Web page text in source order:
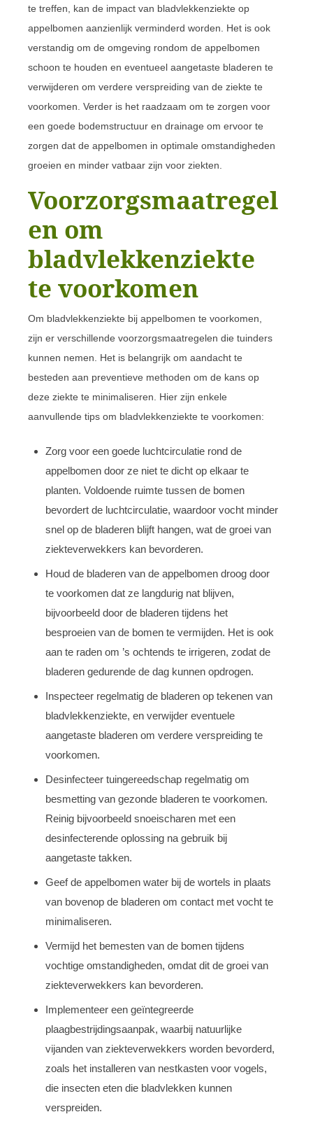
te treffen, kan de impact van bladvlekkenziekte op
appelbomen aanzienlijk verminderd worden. Het is ook
verstandig om de omgeving rondom de appelbomen
schoon te houden en eventueel aangetaste bladeren te
verwijderen om verdere verspreiding van de ziekte te
voorkomen. Verder is het raadzaam om te zorgen voor
een goede bodemstructuur en drainage om ervoor te
zorgen dat de appelbomen in optimale omstandigheden
groeien en minder vatbaar zijn voor ziekten.
Voorzorgsmaatregel
en om
bladvlekkenziekte
te voorkomen
Om bladvlekkenziekte bij appelbomen te voorkomen,
zijn er verschillende voorzorgsmaatregelen die tuinders
kunnen nemen. Het is belangrijk om aandacht te
besteden aan preventieve methoden om de kans op
deze ziekte te minimaliseren. Hier zijn enkele
aanvullende tips om bladvlekkenziekte te voorkomen:
Zorg voor een goede luchtcirculatie rond de
appelbomen door ze niet te dicht op elkaar te
planten. Voldoende ruimte tussen de bomen
bevordert de luchtcirculatie, waardoor vocht minder
snel op de bladeren blijft hangen, wat de groei van
ziekteverwekkers kan bevorderen.
Houd de bladeren van de appelbomen droog door
te voorkomen dat ze langdurig nat blijven,
bijvoorbeeld door de bladeren tijdens het
besproeien van de bomen te vermijden. Het is ook
aan te raden om ’s ochtends te irrigeren, zodat de
bladeren gedurende de dag kunnen opdrogen.
Inspecteer regelmatig de bladeren op tekenen van
bladvlekkenziekte, en verwijder eventuele
aangetaste bladeren om verdere verspreiding te
voorkomen.
Desinfecteer tuingereedschap regelmatig om
besmetting van gezonde bladeren te voorkomen.
Reinig bijvoorbeeld snoeischaren met een
desinfecterende oplossing na gebruik bij
aangetaste takken.
Geef de appelbomen water bij de wortels in plaats
van bovenop de bladeren om contact met vocht te
minimaliseren.
Vermijd het bemesten van de bomen tijdens
vochtige omstandigheden, omdat dit de groei van
ziekteverwekkers kan bevorderen.
Implementeer een geïntegreerde
plaagbestrijdingsaanpak, waarbij natuurlijke
vijanden van ziekteverwekkers worden bevorderd,
zoals het installeren van nestkasten voor vogels,
die insecten eten die bladvlekken kunnen
verspreiden.